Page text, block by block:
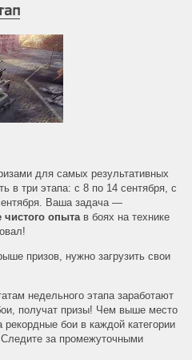
для самых результативных
в три этапа: с 8 по 14 сентября, с
Ваша задача —
опыта в боях на технике
призов, нужно загрузить свои
недельного этапа заработают
получат призы! Чем выше место
бои в каждой категории
Следите за промежуточными